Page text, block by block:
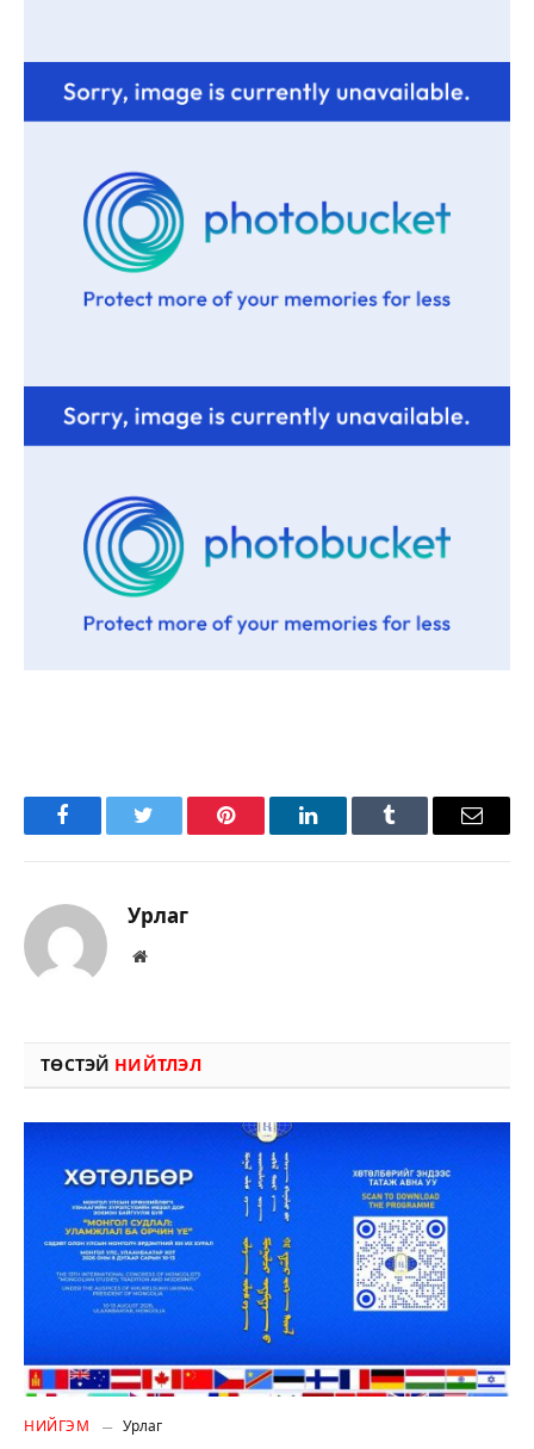
FacebookTwitter Pinterest LinkedInTumblr Имэйл
Урлаг
Вэбсайт
ТӨСТЭЙ НИЙТЛЭЛ
НИЙГЭМ Урлаг